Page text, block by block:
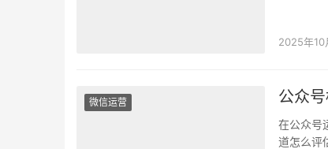
2025年10
微信运营 公众
在公众号
道怎么评